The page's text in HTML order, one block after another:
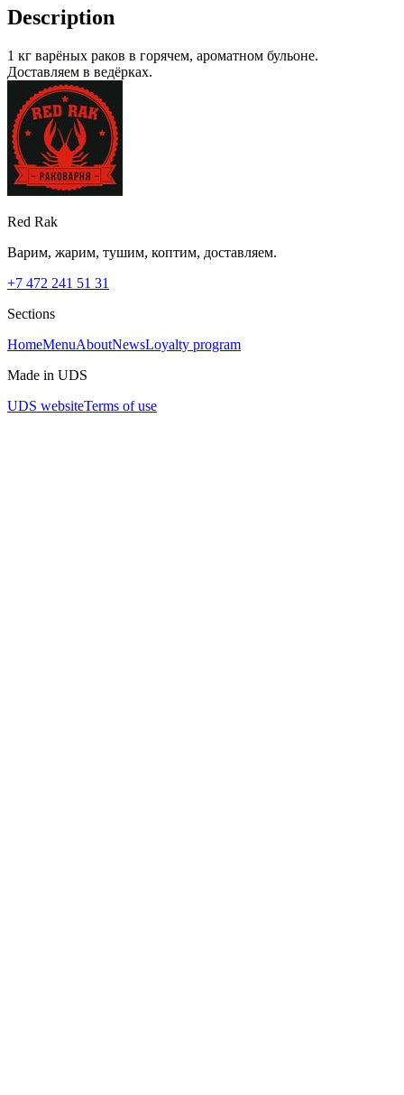
Description
1 кг варёных раков в горячем, ароматном бульоне.
Доставляем в ведёрках.
Red Rak
Варим, жарим, тушим, коптим, доставляем.
+7 472 241 51 31
Sections
HomeMenuAboutNewsLoyalty program
Made in UDS
UDS websiteTerms of use